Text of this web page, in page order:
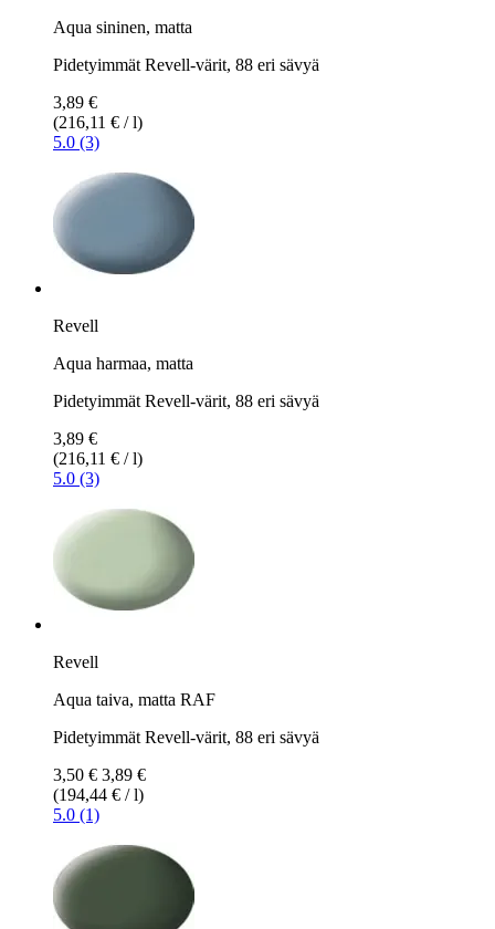
Aqua sininen, matta
Pidetyimmät Revell-värit, 88 eri sävyä
3,89 €
(216,11 € / l)
5.0 (3)
Revell
Aqua harmaa, matta
Pidetyimmät Revell-värit, 88 eri sävyä
3,89 €
(216,11 € / l)
5.0 (3)
Revell
Aqua taiva, matta RAF
Pidetyimmät Revell-värit, 88 eri sävyä
3,50 € 3,89 €
(194,44 € / l)
5.0 (1)